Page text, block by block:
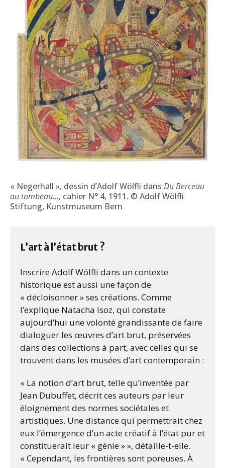
« Negerhall », dessin d’Adolf Wölfli dans Du Berceau
au tombeau…, cahier N° 4, 1911. © Adolf Wölfli
Stiftung, Kunstmuseum Bern
L’art à l’état brut ?
Inscrire Adolf Wölfli dans un contexte
historique est aussi une façon de
« décloisonner » ses créations. Comme
l’explique Natacha Isoz, qui constate
aujourd’hui une volonté grandissante de faire
dialoguer les œuvres d’art brut, préservées
dans des collections à part, avec celles qui se
trouvent dans les musées d’art contemporain :
« La notion d’art brut, telle qu’inventée par
Jean Dubuffet, décrit ces auteurs par leur
éloignement des normes sociétales et
artistiques. Une distance qui permettrait chez
eux l’émergence d’un acte créatif à l’état pur et
constituerait leur « génie » », détaille-t-elle.
« Cependant, les frontières sont poreuses. À